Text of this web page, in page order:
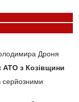
Дроня
АТО з Козівщини
серйозними